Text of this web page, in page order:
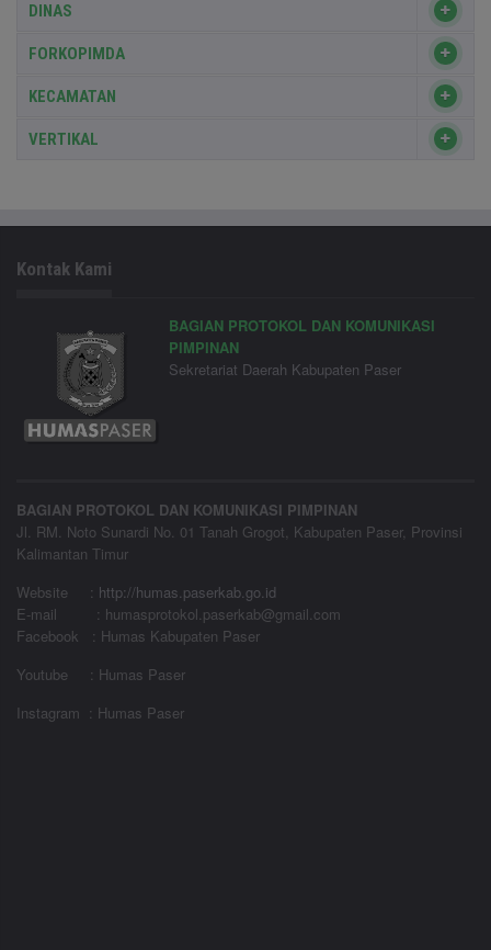
DINAS
FORKOPIMDA
KECAMATAN
VERTIKAL
Kontak Kami
BAGIAN PROTOKOL DAN KOMUNIKASI
PIMPINAN
Sekretariat Daerah Kabupaten Paser
BAGIAN PROTOKOL DAN KOMUNIKASI PIMPINAN
Jl. RM. Noto Sunardi No. 01 Tanah Grogot, Kabupaten Paser, Provinsi
Kalimantan Timur
Website
: http://humas.paserkab.go.id
E-mail : humasprotokol.paserkab@gmail.com
Facebook : Humas Kabupaten Paser
Youtube : Humas Paser
Instagram : Humas Paser